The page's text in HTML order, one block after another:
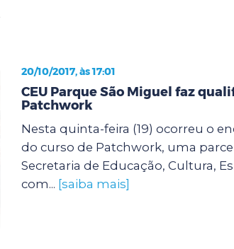
20/10/2017, às 17:01
CEU Parque São Miguel faz
Patchwork
Nesta quinta-feira (19) ocorreu o
do curso de Patchwork, uma
Secretaria de Educação, Cultura,
com... [saiba mais]